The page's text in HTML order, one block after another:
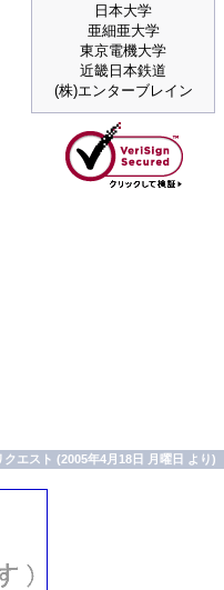
日本大学
亜細亜大学
東京電機大学
近畿日本鉄道
(株)エンターブレイン
クエスト (2005年4月18日 月曜日 より)